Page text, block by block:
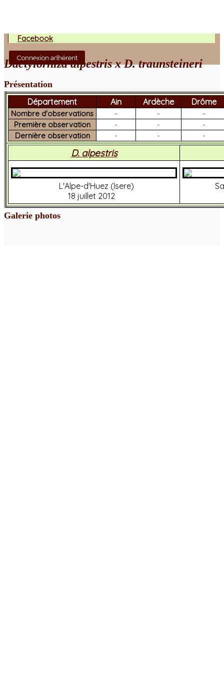
Facebook
Connexion adhérent
Dactylorhiza alpestris x D. traunsteineri
Présentation
Département
Ain Ardèche Drôme
Nombre d'observations - -
-
Première observation
- -
-
Dernière observation
- - -
D. alpestris
L'Alpe-d'Huez (Isere)
18 juillet 2012
Galerie photos